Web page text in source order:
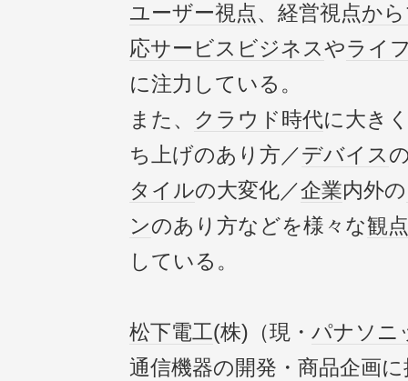
ユーザー視点、経営視点から
応サービス ビジネスやライ
に注力している。
また、 クラウド時代に大き
ち上げのあり方／デバイス
タイルの大変化／企業内外の
ンのあり方などを様々な観点
している。
松下電工(株)（現・ パナソニ
通信機器の開発・商品企画